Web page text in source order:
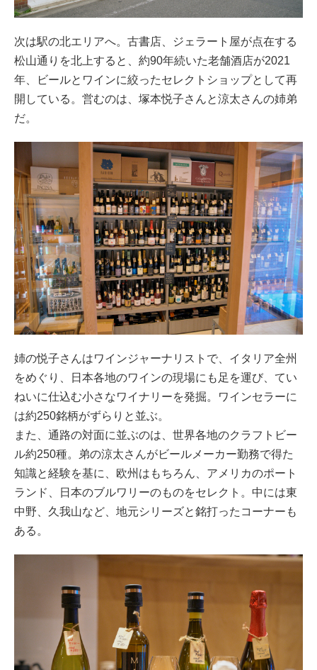
次は駅の北エリアへ。古書店、ジェラート屋が点在する
松山通りを北上すると、約90年続いた老舗酒店が2021
年、ビールとワインに絞ったセレクトショップとして再
開している。営むのは、塚本悦子さんと涼太さんの姉弟
だ。
姉の悦子さんはワインジャーナリストで、イタリア全州
をめぐり、日本各地のワインの現場にも足を運び、てい
ねいに仕込む小さなワイナリーを発掘。ワインセラーに
は約250銘柄がずらりと並ぶ。
また、通路の対面に並ぶのは、世界各地のクラフトビー
ル約250種。弟の涼太さんがビールメーカー勤務で得た
知識と経験を基に、欧州はもちろん、アメリカのポート
ランド、日本のブルワリーのものをセレクト。中には東
中野、久我山など、地元シリーズと銘打ったコーナーも
ある。